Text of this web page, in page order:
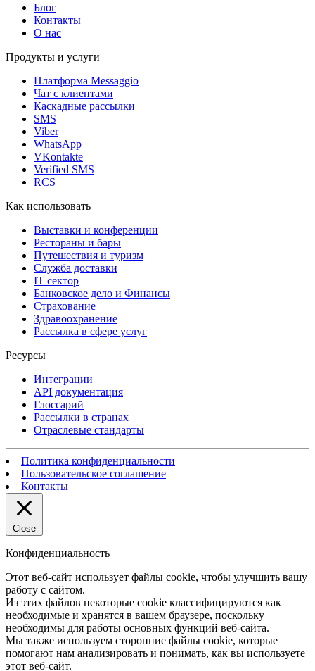
Блог
Контакты
О нас
Продукты и услуги
Платформа Messaggio
Чат с клиентами
Каскадные рассылки
SMS
Viber
WhatsApp
VKontakte
Verified SMS
RCS
Как использовать
Выставки и конференции
Рестораны и бары
Путешествия и туризм
Служба доставки
IT сектор
Банковское дело и Финансы
Страхование
Здравоохранение
Рассылка в сфере услуг
Ресурсы
Интеграции
API документация
Глоссарий
Рассылки в странах
Отраслевые стандарты
Политика конфиденциальности
Пользовательское соглашение
Контакты
Close
Конфиденциальность
Этот веб-сайт использует файлы cookie, чтобы улучшить вашу
работу с сайтом.
Из этих файлов некоторые cookie классифицируются как
необходимые и хранятся в вашем браузере, поскольку
необходимы для работы основных функций веб-сайта.
Мы также используем сторонние файлы cookie, которые
помогают нам анализировать и понимать, как вы используете
этот веб-сайт.